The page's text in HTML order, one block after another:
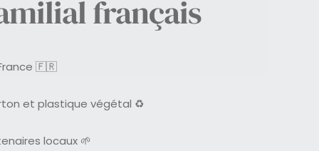
français
🇫🇷
et plastique végétal ♻️
locaux 🌱